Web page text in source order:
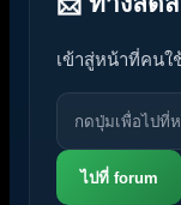
เข้าสู่หน้าที่คนใ
ไปที่ forum